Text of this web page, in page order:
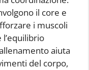
il core e
i muscoli
aiuta
del corpo,